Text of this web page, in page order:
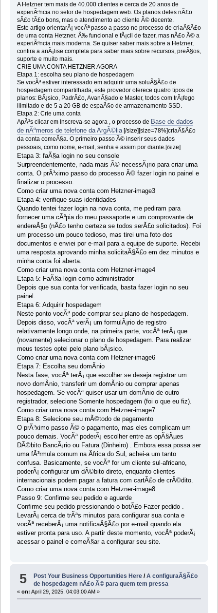
A Hetzner tem mais de 40.000 clientes e cerca de 20 anos de
experiÃªncia no setor de hospedagem web. Os planos deles nÃ£o
sÃ£o tÃ£o bons, mas o atendimento ao cliente Ã© decente.
Este artigo orientarÃ¡ vocÃª passo a passo no processo de criaÃ§Ã£o
de uma conta Hetzner. Ã‰ funcional e fÃ¡cil de fazer, mas nÃ£o Ã© a
experiÃªncia mais moderna. Se quiser saber mais sobre a Hetzner,
confira a anÃ¡lise completa para saber mais sobre recursos, preÃ§os,
suporte e muito mais.
CRIE UMA CONTA HETZNER AGORA
Etapa 1: escolha seu plano de hospedagem
Se vocÃª estiver interessado em adquirir uma soluÃ§Ã£o de
hospedagem compartilhada, este provedor oferece quatro tipos de
planos: BÃ¡sico, PadrÃ£o, AvanÃ§ado e Master, todos com trÃ¡fego
ilimitado e de 5 a 20 GB de espaÃ§o de armazenamento SSD.
Etapa 2: Crie uma conta
ApÃ³s clicar em Inscreva-se agora , o processo de Base de dados
de nÃºmeros de telefone da ArgÃ©lia[/size][size=78%]criaÃ§Ã£o
da conta comeÃ§a. O primeiro passo Ã© inserir seus dados
pessoais, como nome, e-mail, senha e assim por diante.[/size]
Etapa 3: faÃ§a login no seu console
Surpreendentemente, nada mais Ã© necessÃ¡rio para criar uma
conta. O prÃ³ximo passo do processo Ã© fazer login no painel e
finalizar o processo.
Como criar uma nova conta com Hetzner-image3
Etapa 4: verifique suas identidades
Quando tentei fazer login na nova conta, me pediram para
fornecer uma cÃ³pia do meu passaporte e um comprovante de
endereÃ§o (nÃ£o tenho certeza se todos serÃ£o solicitados). Foi
um processo um pouco tedioso, mas tirei uma foto dos
documentos e enviei por e-mail para a equipe de suporte. Recebi
uma resposta aprovando minha solicitaÃ§Ã£o em dez minutos e
minha conta foi aberta.
Como criar uma nova conta com Hetzner-image4
Etapa 5: FaÃ§a login como administrador
Depois que sua conta for verificada, basta fazer login no seu
painel.
Etapa 6: Adquirir hospedagem
Neste ponto vocÃª pode comprar seu plano de hospedagem.
Depois disso, vocÃª verÃ¡ um formulÃ¡rio de registro
relativamente longo onde, na primeira parte, vocÃª terÃ¡ que
(novamente) selecionar o plano de hospedagem. Para realizar
meus testes optei pelo plano bÃ¡sico.
Como criar uma nova conta com Hetzner-image6
Etapa 7: Escolha seu domÃ­nio
Nesta fase, vocÃª terÃ¡ que escolher se deseja registrar um
novo domÃ­nio, transferir um domÃ­nio ou comprar apenas
hospedagem. Se vocÃª quiser usar um domÃ­nio de outro
registrador, selecione Somente hospedagem (foi o que eu fiz).
Como criar uma nova conta com Hetzner-image7
Etapa 8: Selecione seu mÃ©todo de pagamento
O prÃ³ximo passo Ã© o pagamento, mas eles complicam um
pouco demais. VocÃª poderÃ¡ escolher entre as opÃ§Ãµes
DÃ©bito BancÃ¡rio ou Fatura (Dinheiro) . Embora essa possa ser
uma fÃ³rmula comum na Ãfrica do Sul, achei-a um tanto
confusa. Basicamente, se vocÃª for um cliente sul-africano,
poderÃ¡ configurar um dÃ©bito direto, enquanto clientes
internacionais podem pagar a fatura com cartÃ£o de crÃ©dito.
Como criar uma nova conta com Hetzner-image8
Passo 9: Confirme seu pedido e aguarde
Confirme seu pedido pressionando o botÃ£o Fazer pedido .
LevarÃ¡ cerca de trÃªs minutos para configurar sua conta e
vocÃª receberÃ¡ uma notificaÃ§Ã£o por e-mail quando ela
estiver pronta para uso. A partir deste momento, vocÃª poderÃ¡
acessar o painel e comeÃ§ar a configurar seu site.
5 Post Your Business Opportunities Here /A configuraÃ§Ã£o
de hospedagem nÃ£o Ã© para quem tem pressa
« on: April 29, 2025, 04:03:00 AM »